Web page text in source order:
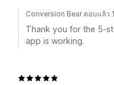
Conversion Bear ตอบแล้ว
Thank you for the 5-
app is working.